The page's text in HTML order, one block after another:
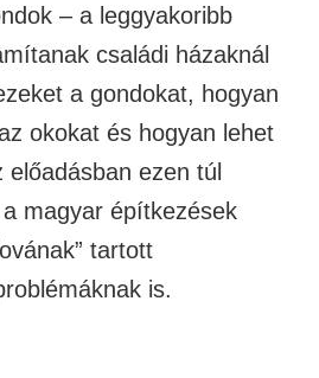
– a leggyakoribb
családi házaknál
a gondokat, hogyan
okokat és hogyan lehet
előadásban ezen túl
magyar építkezések
tartott
is.